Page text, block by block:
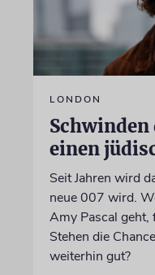
LONDON
Schwinden
einen
Seit Jahren wird
neue 007 wird.
Amy Pascal geht,
Stehen die
weiterhin gut?